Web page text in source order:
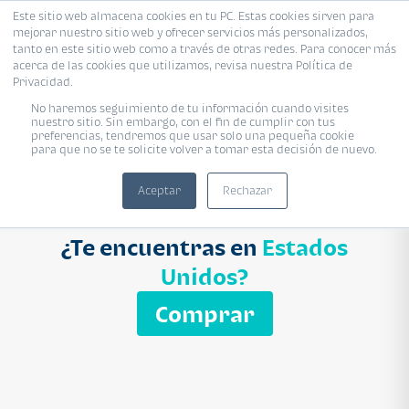
Este sitio web almacena cookies en tu PC. Estas cookies sirven para
mejorar nuestro sitio web y ofrecer servicios más personalizados,
tanto en este sitio web como a través de otras redes. Para conocer más
acerca de las cookies que utilizamos, revisa nuestra Política de
Privacidad.
No haremos seguimiento de tu información cuando visites
nuestro sitio. Sin embargo, con el fin de cumplir con tus
preferencias, tendremos que usar solo una pequeña cookie
para que no se te solicite volver a tomar esta decisión de nuevo.
Aceptar Rechazar
Proyecto Modelo Inmobiliaria
Ingresa el nombre del proyecto
Buscar
¿Te encuentras en Estados
Unidos?
Comprar